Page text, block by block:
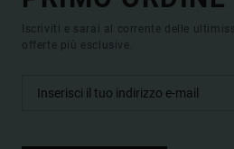
Iscriviti e sarai al corrente delle
offerte più esclusive.